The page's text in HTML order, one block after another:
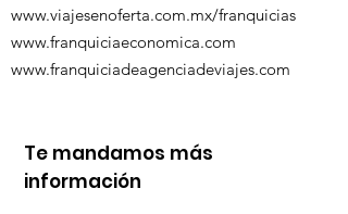
www.viajesenoferta.com.mx/franquicias
www.franquiciaeconomica.com
www.franquiciadeagenciadeviajes.com
Te mandamos más
información